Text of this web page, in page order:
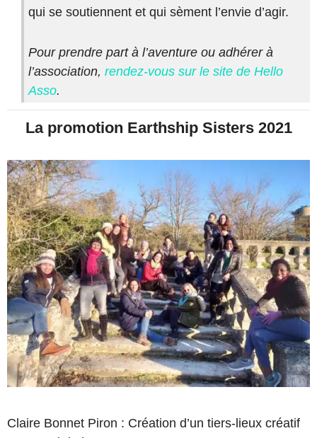
qui se soutiennent et qui sèment l’envie d’agir.
Pour prendre part à l’aventure ou adhérer à
l’association, rendez-vous sur le site de Hello
Asso.
La promotion Earthship Sisters 2021
Claire Bonnet Piron : Création d’un tiers-lieux créatif